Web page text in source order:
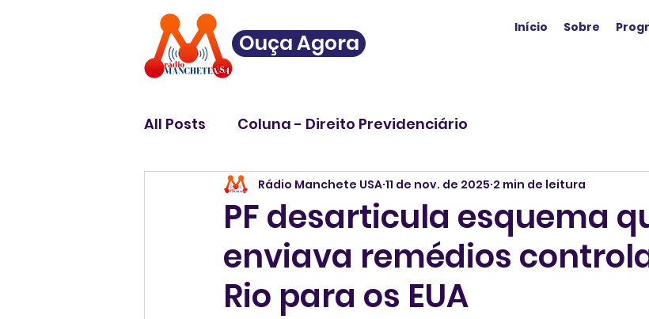
Ouça Agora
Início Sobre
All Posts Coluna - Direito Previdenciário
PF desarticula esquema
enviava remédios
Rio para os EUA
Rádio Manchete USA 11 de nov. de 2025 2 min de leitura